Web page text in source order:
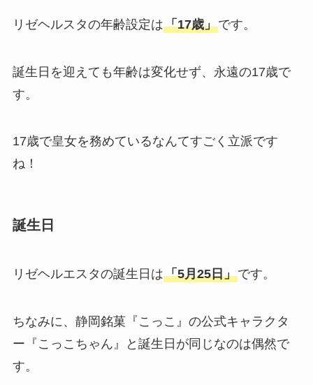
リゼヘルスタの年齢設定は「17歳」です。
誕生日を迎えても年齢は変化せず、永遠の17歳で
す。
17歳で皇女を務めているなんてすごく立派です
ね！
誕生日
リゼヘルエスタの誕生日は「5月25日」です。
ちなみに、静岡銘菓『こっこ』の公式キャラクタ
ー『こっこちゃん』と誕生日が同じなのは偶然で
す。